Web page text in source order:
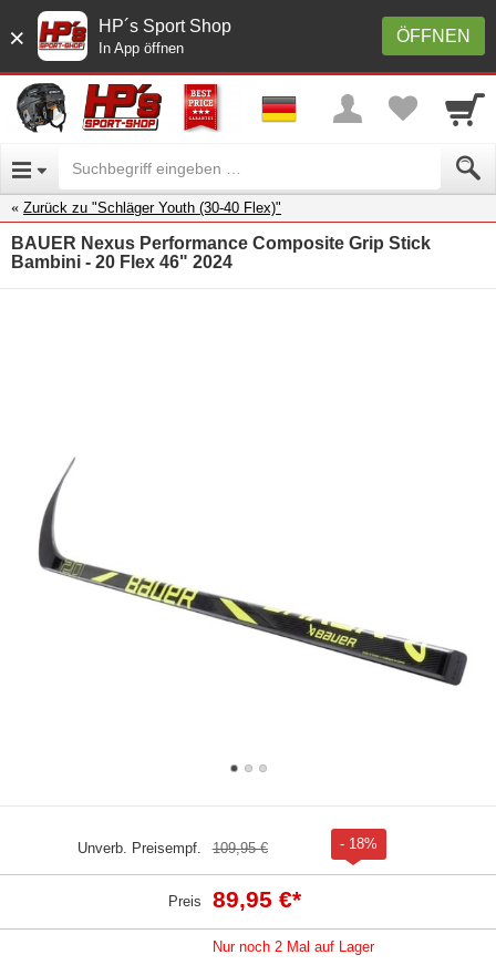
× ÖFFNEN
HP´s Sport Shop
In App öffnen
Zurück zu "Schläger Youth (30-40 Flex)"
BAUER Nexus Performance Composite Grip Stick
Bambini - 20 Flex 46" 2024
Unverb. Preisempf. 109,95 € - 18%
Preis 89,95 €*
Nur noch 2 Mal auf Lager